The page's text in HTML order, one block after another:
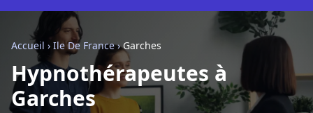
Accueil › Ile De France›Garches
Hypnothérapeutes à
Garches